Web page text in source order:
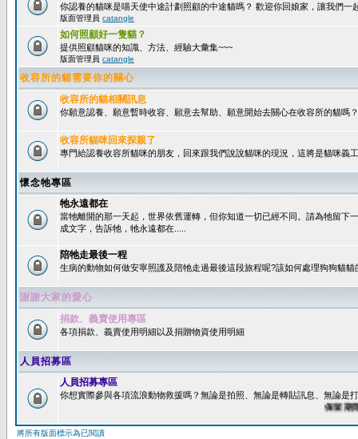
你認養的貓咪是喵天使中途計劃照顧的中途貓嗎？ 歡迎你回娘家，讓我們一
版面管理員 catangle
如何照顧好一隻貓？
提供照顧貓咪的知識、方法、經驗大彙集~~~
版面管理員 catangle
收容所的貓需要你的關心
收容所的貓相關訊息
你願意認養、願意暫時收容、願意去幫助、願意開始去關心在收容所的貓嗎？
收容所貓咪回來探親了
專門給認養收容所貓咪的朋友，回來跟我們說說貓咪的現況，這將是貓咪義
懷念牠專區
牠永遠都在
當牠離開的那一天起，世界依舊運轉，但你知道一切已經不同。請為牠留下
成文字，告訴牠，牠永遠都在.....
陪牠走最後一程
生病的動物如何做安寧照護及陪牠走過最後這段旅程呢?該如何處理狗狗貓貓
謝謝大家的愛心
捐款、義賣使用專區
各項捐款、義賣使用明細以及捐贈物資使用明細
人員招募區
人員招募專區
你想實際參與各項流浪動物救援嗎？無論是拍照、無論是轉貼訊息、無論是
保留期限：
將所有版面標示為已閱讀